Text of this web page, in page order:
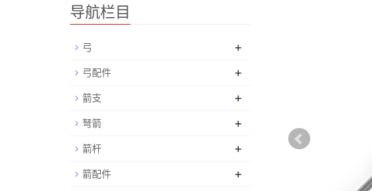
导航栏目
弓 +
弓配件 +
箭支 +
弩箭 +
箭杆 +
箭配件 +